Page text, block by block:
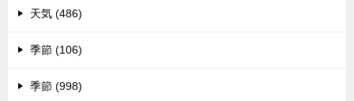
天気 (486)
季節 (106)
季節 (998)